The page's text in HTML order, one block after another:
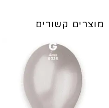
מוצרים קשורים